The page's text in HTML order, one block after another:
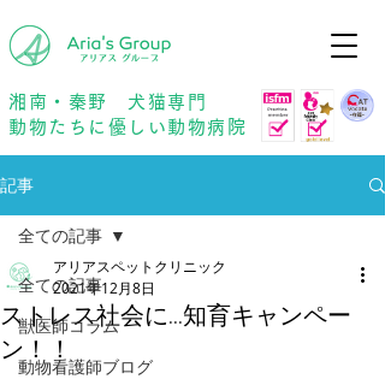
湘南・秦野 犬猫専門
動物たちに優しい動物病院
記事
全ての記事
獣医師コラム
動物看護師ブログ
全ての記事
ストレス社会に...知育キャンペー
ン！！
アリアスペットクリニック
2021年12月8日